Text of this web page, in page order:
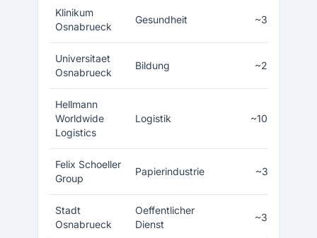
Klinikum
Osnabrueck
Gesundheit ~3.000
Universitaet
Osnabrueck
Bildung ~2.200
Hellmann
Worldwide
Logistics
Logistik ~10.000
Felix Schoeller
Group
Papierindustrie ~3.500
Stadt
Osnabrueck
Oeffentlicher
Dienst
~3.800